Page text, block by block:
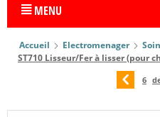
MENU
Accueil Electromenager
ST710 Lisseur/Fer à lisser (pour
6